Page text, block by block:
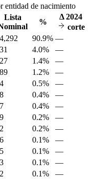
entidad de nacimiento
Lista
%
Δ2024
corte
90.9% —
4.0%
—
1.4%
—
1.2%
—
0.5%
—
0.4%
—
0.4%
—
0.2%
—
0.2%
—
0.1%
—
0.1%
—
0.1%
—
0.1%
—